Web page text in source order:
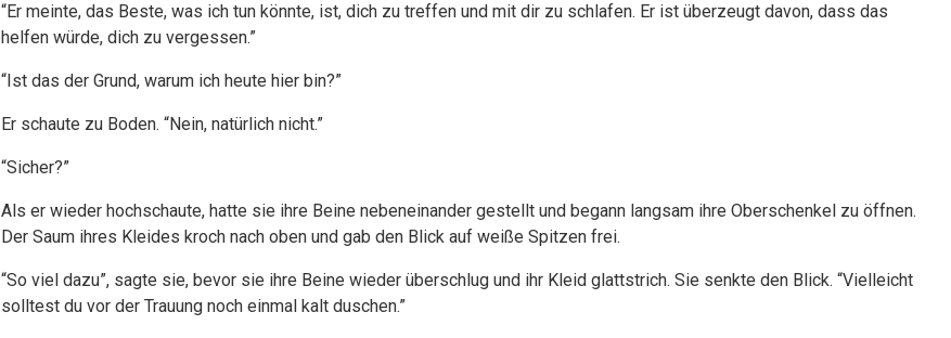
“Er meinte, das Beste, was ich tun könnte, ist, dich zu treffen und mit dir zu schlafen. Er ist überzeugt davon, dass das
helfen würde, dich zu vergessen.”
“Ist das der Grund, warum ich heute hier bin?”
Er schaute zu Boden. “Nein, natürlich nicht.”
“Sicher?”
Als er wieder hochschaute, hatte sie ihre Beine nebeneinander gestellt und begann langsam ihre Oberschenkel zu öffnen.
Der Saum ihres Kleides kroch nach oben und gab den Blick auf weiße Spitzen frei.
“So viel dazu”, sagte sie, bevor sie ihre Beine wieder überschlug und ihr Kleid glattstrich. Sie senkte den Blick. “Vielleicht
solltest du vor der Trauung noch einmal kalt duschen.”